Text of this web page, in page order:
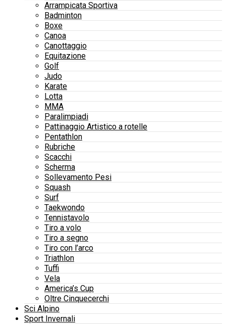
Arrampicata Sportiva
Badminton
Boxe
Canoa
Canottaggio
Equitazione
Golf
Judo
Karate
Lotta
MMA
Paralimpiadi
Pattinaggio Artistico a rotelle
Pentathlon
Rubriche
Scacchi
Scherma
Sollevamento Pesi
Squash
Surf
Taekwondo
Tennistavolo
Tiro a volo
Tiro a segno
Tiro con l’arco
Triathlon
Tuffi
Vela
America’s Cup
Oltre Cinquecerchi
Sci Alpino
Sport Invernali